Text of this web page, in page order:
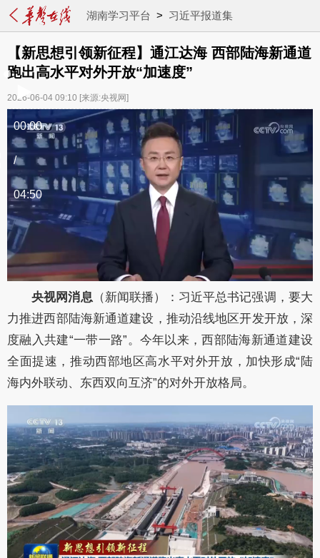
湖南学习平台 > 习近平报道集
【新思想引领新征程】通江达海 西部陆海新通道
跑出高水平对外开放“加速度”
2026-06-04 09:10 [来源:央视网]
00:00
/
04:50
央视网消息 （新闻联播）：习近平总书记强调，要大
力推进西部陆海新通道建设，推动沿线地区开发开放，深
度融入共建“一带一路”。今年以来，西部陆海新通道建设
全面提速，推动西部地区高水平对外开放，加快形成“陆
海内外联动、东西双向互济”的对外开放格局。